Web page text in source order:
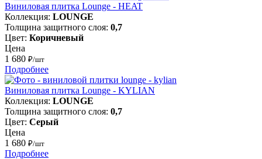
Виниловая плитка Lounge - HEAT
Коллекция: LOUNGE
Толщина защитного слоя: 0,7
Цвет: Коричневый
Цена
1 680 ₽/шт
Подробнее
Виниловая плитка Lounge - KYLIAN
Коллекция: LOUNGE
Толщина защитного слоя: 0,7
Цвет: Серый
Цена
1 680 ₽/шт
Подробнее